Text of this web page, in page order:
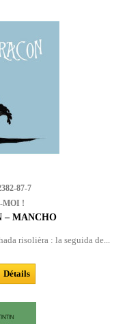
87-7
MOI !
– MANCHO
risolièra : la seguida de...
Détails